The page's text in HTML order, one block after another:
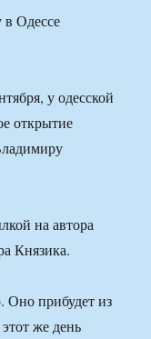
у одесской
открытие
на автора
Князика.
Оно прибудет из
же день